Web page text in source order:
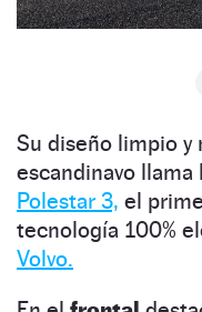
Su diseño limpio
escandinavo llama
Polestar 3, el
tecnología 100%
Volvo.